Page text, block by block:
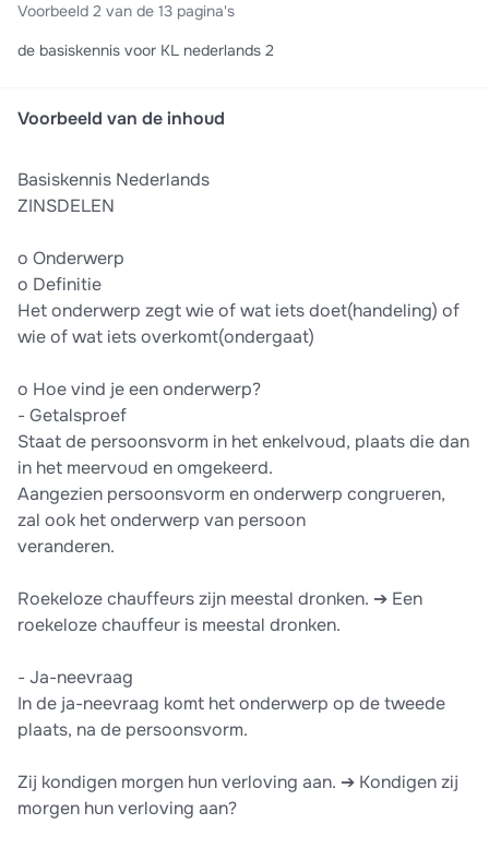
Voorbeeld 2 van de 13 pagina's
de basiskennis voor KL nederlands 2
Voorbeeld van de inhoud
Basiskennis Nederlands
ZINSDELEN
o Onderwerp
o Definitie
Het onderwerp zegt wie of wat iets doet(handeling) of
wie of wat iets overkomt(ondergaat)
o Hoe vind je een onderwerp?
- Getalsproef
Staat de persoonsvorm in het enkelvoud, plaats die dan
in het meervoud en omgekeerd.
Aangezien persoonsvorm en onderwerp congrueren,
zal ook het onderwerp van persoon
veranderen.
Roekeloze chauffeurs zijn meestal dronken. ➔ Een
roekeloze chauffeur is meestal dronken.
- Ja-neevraag
In de ja-neevraag komt het onderwerp op de tweede
plaats, na de persoonsvorm.
Zij kondigen morgen hun verloving aan. ➔ Kondigen zij
morgen hun verloving aan?